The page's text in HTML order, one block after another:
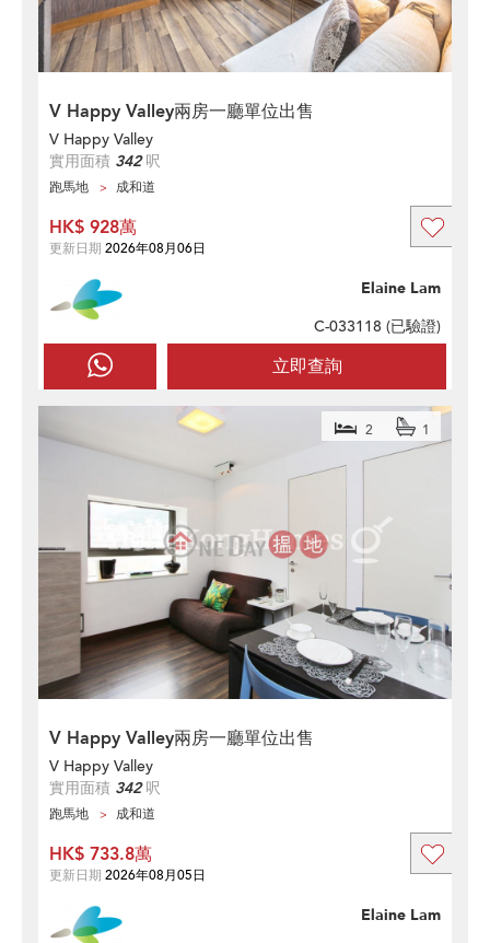
V Happy Valley兩房一廳單位出售
V Happy Valley
實用面積 342呎
跑馬地 成和道
立即查詢
Elaine Lam
C-033118 (已驗證)
HK$ 928萬
更新日期 2026年08月06日
V Happy Valley兩房一廳單位出售
2 1
V Happy Valley
實用面積 342呎
跑馬地 成和道
Elaine Lam
HK$ 733.8萬
更新日期 2026年08月05日